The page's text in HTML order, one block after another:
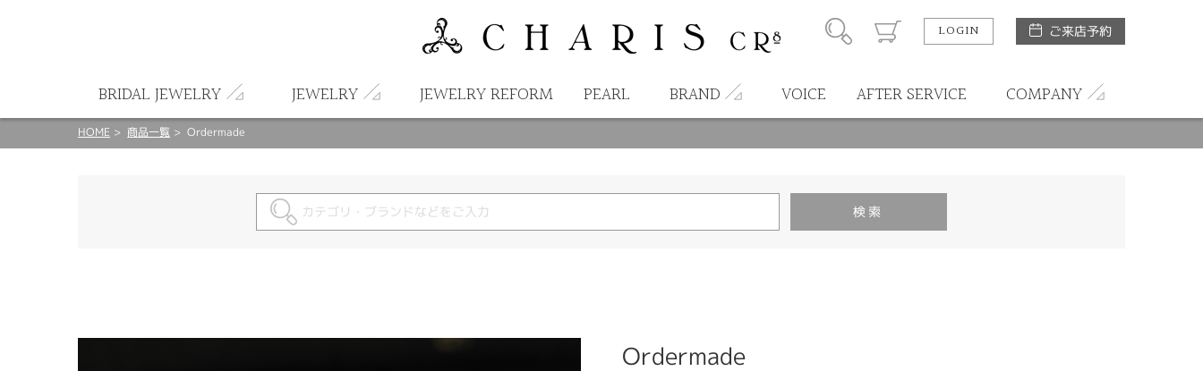
LOGIN ご来店予約
BRIDAL JEWELRY JEWELRY JEWELRY REFORM PEARL BRAND VOICE AFTER SERVICE COMPANY
HOME 商品一覧 Ordermade
Ordermade